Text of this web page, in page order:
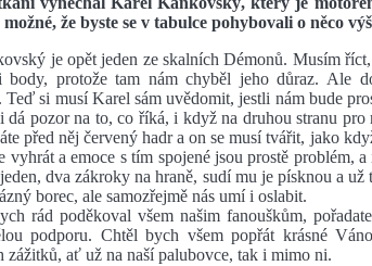
že byste se v tabulce pohybovali o něco
je opět jeden ze skalních Démonů. Musím
body, protože tam nám chyběl jeho důraz. Ale
Teď si musí Karel sám uvědomit, jestli nám bude
dá pozor na to, co říká, i když na druhou stranu
před něj červený hadr a on se musí tvářit, jako
vyhrát a emoce s tím spojené jsou prostě problém,
dva zákroky na hraně, sudí mu je písknou a už
borec, ale samozřejmě nás umí i oslabit.
rád poděkoval všem našim fanouškům,
podporu. Chtěl bych všem popřát krásné
zážitků, ať už na naší palubovce, tak i mimo ni.